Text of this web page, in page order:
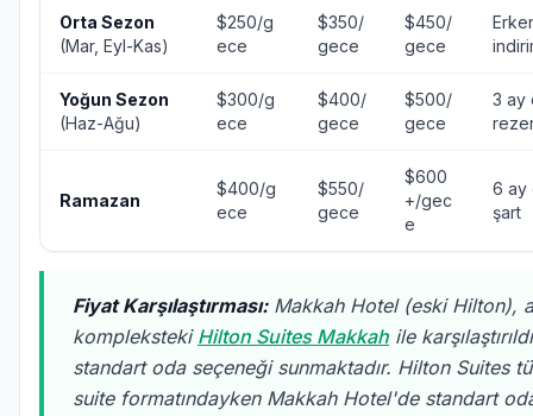
Orta Sezon
(Mar, Eyl-Kas)
$250/g
ece
$350/
gece
$450/
gece
Yoğun Sezon
(Haz-Ağu)
$300/g
ece
$400/
gece
$500/
gece
3 ay
Ramazan
$400/g
ece
$550/
gece
$600
+/gec
e
6 ay
şart
Fiyat Karşılaştırması:Makkah Hotel (eski Hilton),
kompleksteki Hilton Suites Makkah ile
standart oda seçeneği sunmaktadır. Hilton Suites
suite formatındayken Makkah Hotel'de standart